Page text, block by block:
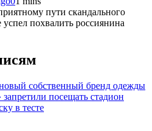
пути скандального
похвалить россиянина
новый собственный бренд одежды
посещать стадион
в тесте